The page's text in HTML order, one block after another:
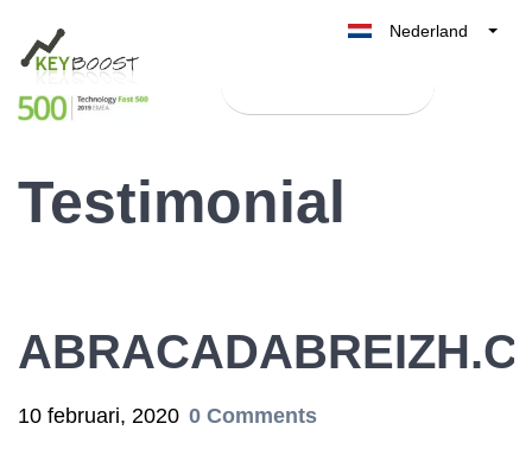
Nederland
België
Testimonial
10 februari, 2020 0 Comments